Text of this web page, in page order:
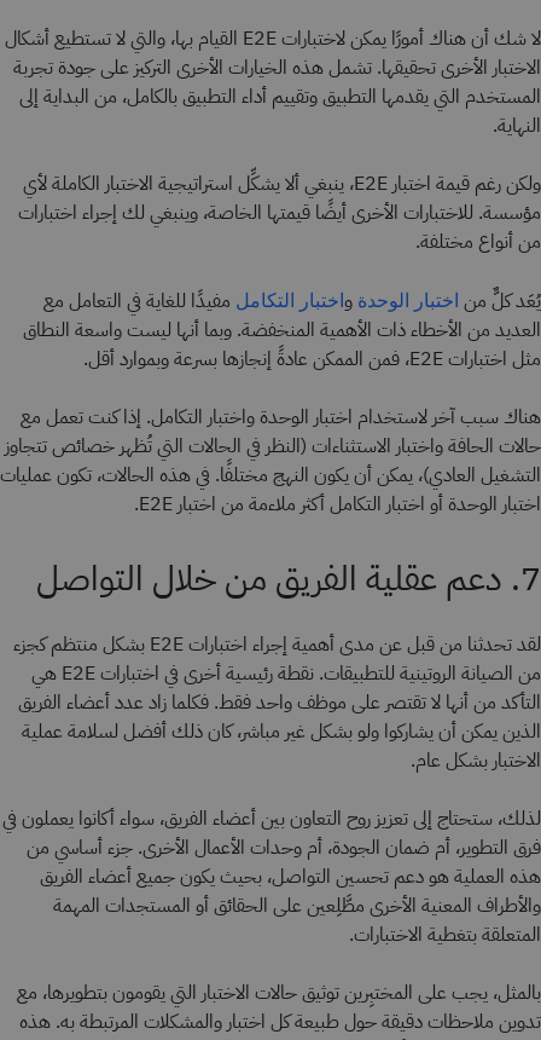
لا شك أن هناك أمورًا يمكن لاختبارات E2E القيام بها، والتي لا تستطيع أشكال
الاختبار الأخرى تحقيقها. تشمل هذه الخيارات الأخرى التركيز على جودة تجربة
المستخدم التي يقدمها التطبيق وتقييم أداء التطبيق بالكامل، من البداية إلى
النهاية.
ولكن رغم قيمة اختبار E2E، ينبغي ألا يشكِّل استراتيجية الاختبار الكاملة لأي
مؤسسة. للاختبارات الأخرى أيضًا قيمتها الخاصة، وينبغي لك إجراء اختبارات
من أنواع مختلفة.
يُعَد كلٌّ من اختبار الوحدة واختبار التكامل مفيدًا للغاية في التعامل مع
العديد من الأخطاء ذات الأهمية المنخفضة. وبما أنها ليست واسعة النطاق
مثل اختبارات E2E، فمن الممكن عادةً إنجازها بسرعة وبموارد أقل.
هناك سبب آخر لاستخدام اختبار الوحدة واختبار التكامل. إذا كنت تعمل مع
حالات الحافة واختبار الاستثناءات (النظر في الحالات التي تُظهر خصائص تتجاوز
التشغيل العادي)، يمكن أن يكون النهج مختلفًا. في هذه الحالات، تكون عمليات
اختبار الوحدة أو اختبار التكامل أكثر ملاءمة من اختبار E2E.
7. دعم عقلية الفريق من خلال التواصل
لقد تحدثنا من قبل عن مدى أهمية إجراء اختبارات E2E بشكل منتظم كجزء
من الصيانة الروتينية للتطبيقات. نقطة رئيسية أخرى في اختبارات E2E هي
التأكد من أنها لا تقتصر على موظف واحد فقط. فكلما زاد عدد أعضاء الفريق
الذين يمكن أن يشاركوا ولو بشكل غير مباشر، كان ذلك أفضل لسلامة عملية
الاختبار بشكل عام.
لذلك، ستحتاج إلى تعزيز روح التعاون بين أعضاء الفريق، سواء أكانوا يعملون في
فرق التطوير، أم ضمان الجودة، أم وحدات الأعمال الأخرى. جزء أساسي من
هذه العملية هو دعم تحسين التواصل، بحيث يكون جميع أعضاء الفريق
والأطراف المعنية الأخرى مطَّلِعين على الحقائق أو المستجدات المهمة
المتعلقة بتغطية الاختبارات.
بالمثل، يجب على المختبِرين توثيق حالات الاختبار التي يقومون بتطويرها، مع
تدوين ملاحظات دقيقة حول طبيعة كل اختبار والمشكلات المرتبطة به. هذه